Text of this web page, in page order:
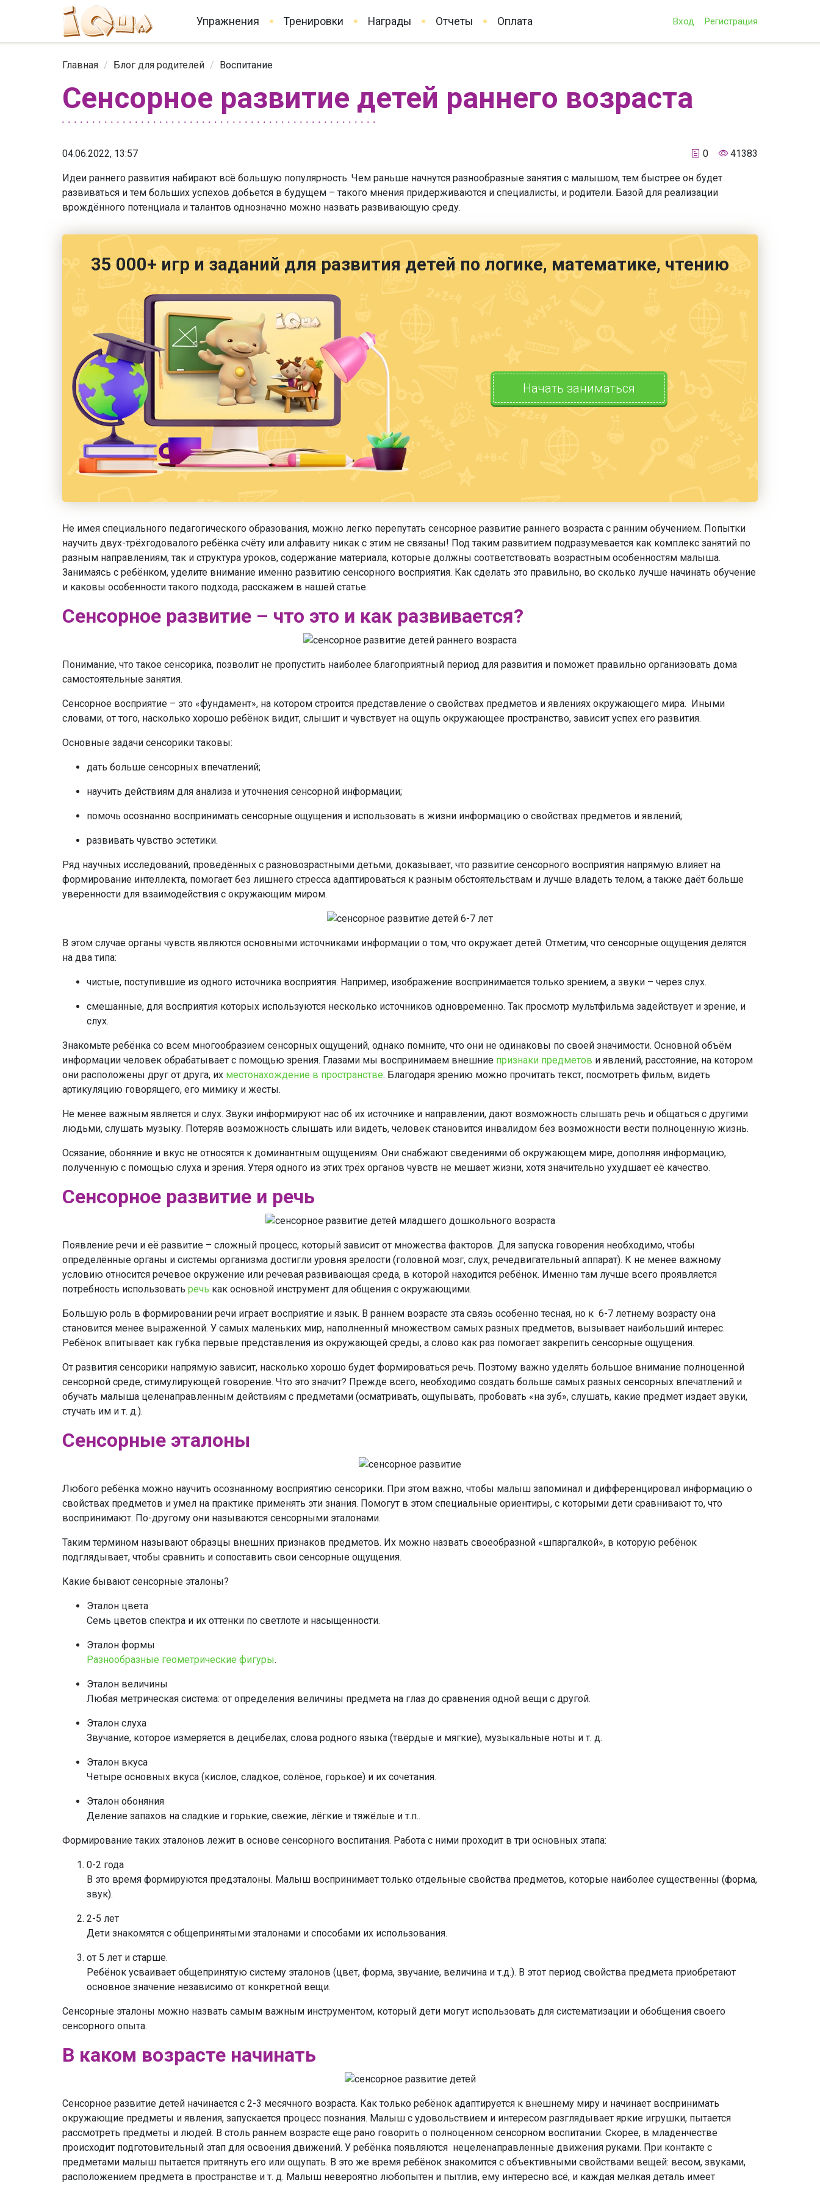
Упражнения Тренировки Награды Отчеты Оплата Вход Регистрация
Главная / Блог для родителей / Воспитание
Сенсорное развитие детей раннего возраста
04.06.2022, 13:57 0 41383
Идеи раннего развития набирают всё большую популярность. Чем раньше начнутся разнообразные занятия с малышом, тем быстрее он будет
развиваться и тем больших успехов добьется в будущем – такого мнения придерживаются и специалисты, и родители. Базой для реализации
врождённого потенциала и талантов однозначно можно назвать развивающую среду.
35 000+ игр и заданий для развития детей по логике, математике, чтению
Начать заниматься
Не имея специального педагогического образования, можно легко перепутать сенсорное развитие раннего возраста с ранним обучением. Попытки
научить двух-трёхгодовалого ребёнка счёту или алфавиту никак с этим не связаны! Под таким развитием подразумевается как комплекс занятий по
разным направлениям, так и структура уроков, содержание материала, которые должны соответствовать возрастным особенностям малыша.
Занимаясь с ребёнком, уделите внимание именно развитию сенсорного восприятия. Как сделать это правильно, во сколько лучше начинать обучение
и каковы особенности такого подхода, расскажем в нашей статье.
Сенсорное развитие – что это и как развивается?
Понимание, что такое сенсорика, позволит не пропустить наиболее благоприятный период для развития и поможет правильно организовать дома
самостоятельные занятия.
Сенсорное восприятие – это «фундамент», на котором строится представление о свойствах предметов и явлениях окружающего мира. Иными
словами, от того, насколько хорошо ребёнок видит, слышит и чувствует на ощупь окружающее пространство, зависит успех его развития.
Основные задачи сенсорики таковы:
дать больше сенсорных впечатлений;
научить действиям для анализа и уточнения сенсорной информации;
помочь осознанно воспринимать сенсорные ощущения и использовать в жизни информацию о свойствах предметов и явлений;
развивать чувство эстетики.
Ряд научных исследований, проведённых с разновозрастными детьми, доказывает, что развитие сенсорного восприятия напрямую влияет на
формирование интеллекта, помогает без лишнего стресса адаптироваться к разным обстоятельствам и лучше владеть телом, а также даёт больше
уверенности для взаимодействия с окружающим миром.
В этом случае органы чувств являются основными источниками информации о том, что окружает детей. Отметим, что сенсорные ощущения делятся
на два типа:
чистые, поступившие из одного источника восприятия. Например, изображение воспринимается только зрением, а звуки – через слух.
смешанные, для восприятия которых используются несколько источников одновременно. Так просмотр мультфильма задействует и зрение, и
слух.
Знакомьте ребёнка со всем многообразием сенсорных ощущений, однако помните, что они не одинаковы по своей значимости. Основной объём
информации человек обрабатывает с помощью зрения. Глазами мы воспринимаем внешние признаки предметов и явлений, расстояние, на котором
они расположены друг от друга, их местонахождение в пространстве. Благодаря зрению можно прочитать текст, посмотреть фильм, видеть
артикуляцию говорящего, его мимику и жесты.
Не менее важным является и слух. Звуки информируют нас об их источнике и направлении, дают возможность слышать речь и общаться с другими
людьми, слушать музыку. Потеряв возможность слышать или видеть, человек становится инвалидом без возможности вести полноценную жизнь.
Осязание, обоняние и вкус не относятся к доминантным ощущениям. Они снабжают сведениями об окружающем мире, дополняя информацию,
полученную с помощью слуха и зрения. Утеря одного из этих трёх органов чувств не мешает жизни, хотя значительно ухудшает её качество.
Сенсорное развитие и речь
Появление речи и её развитие – сложный процесс, который зависит от множества факторов. Для запуска говорения необходимо, чтобы
определённые органы и системы организма достигли уровня зрелости (головной мозг, слух, речедвигательный аппарат). К не менее важному
условию относится речевое окружение или речевая развивающая среда, в которой находится ребёнок. Именно там лучше всего проявляется
потребность использовать речь как основной инструмент для общения с окружающими.
Большую роль в формировании речи играет восприятие и язык. В раннем возрасте эта связь особенно тесная, но к 6-7 летнему возрасту она
становится менее выраженной. У самых маленьких мир, наполненный множеством самых разных предметов, вызывает наибольший интерес.
Ребёнок впитывает как губка первые представления из окружающей среды, а слово как раз помогает закрепить сенсорные ощущения.
От развития сенсорики напрямую зависит, насколько хорошо будет формироваться речь. Поэтому важно уделять большое внимание полноценной
сенсорной среде, стимулирующей говорение. Что это значит? Прежде всего, необходимо создать больше самых разных сенсорных впечатлений и
обучать малыша целенаправленным действиям с предметами (осматривать, ощупывать, пробовать «на зуб», слушать, какие предмет издает звуки,
стучать им и т. д.).
Сенсорные эталоны
Любого ребёнка можно научить осознанному восприятию сенсорики. При этом важно, чтобы малыш запоминал и дифференцировал информацию о
свойствах предметов и умел на практике применять эти знания. Помогут в этом специальные ориентиры, с которыми дети сравнивают то, что
воспринимают. По-другому они называются сенсорными эталонами.
Таким термином называют образцы внешних признаков предметов. Их можно назвать своеобразной «шпаргалкой», в которую ребёнок
подглядывает, чтобы сравнить и сопоставить свои сенсорные ощущения.
Какие бывают сенсорные эталоны?
Эталон цвета
Семь цветов спектра и их оттенки по светлоте и насыщенности.
Эталон формы
Разнообразные геометрические фигуры.
Эталон величины
Любая метрическая система: от определения величины предмета на глаз до сравнения одной вещи с другой.
Эталон слуха
Звучание, которое измеряется в децибелах, слова родного языка (твёрдые и мягкие), музыкальные ноты и т. д.
Эталон вкуса
Четыре основных вкуса (кислое, сладкое, солёное, горькое) и их сочетания.
Эталон обоняния
Деление запахов на сладкие и горькие, свежие, лёгкие и тяжёлые и т.п..
Формирование таких эталонов лежит в основе сенсорного воспитания. Работа с ними проходит в три основных этапа:
0-2 года
В это время формируются предэталоны. Малыш воспринимает только отдельные свойства предметов, которые наиболее существенны (форма,
звук).
2-5 лет
Дети знакомятся с общепринятыми эталонами и способами их использования.
от 5 лет и старше.
Ребёнок усваивает общепринятую систему эталонов (цвет, форма, звучание, величина и т.д.). В этот период свойства предмета приобретают
основное значение независимо от конкретной вещи.
Сенсорные эталоны можно назвать самым важным инструментом, который дети могут использовать для систематизации и обобщения своего
сенсорного опыта.
В каком возрасте начинать
Сенсорное развитие детей начинается с 2-3 месячного возраста. Как только ребёнок адаптируется к внешнему миру и начинает воспринимать
окружающие предметы и явления, запускается процесс познания. Малыш с удовольствием и интересом разглядывает яркие игрушки, пытается
рассмотреть предметы и людей. В столь раннем возрасте еще рано говорить о полноценном сенсорном воспитании. Скорее, в младенчестве
происходит подготовительный этап для освоения движений. У ребёнка появляются нецеленаправленные движения руками. При контакте с
предметами малыш пытается притянуть его или ощупать. В это же время ребёнок знакомится с объективными свойствами вещей: весом, звуками,
расположением предмета в пространстве и т. д. Малыш невероятно любопытен и пытлив, ему интересно всё, и каждая мелкая деталь имеет